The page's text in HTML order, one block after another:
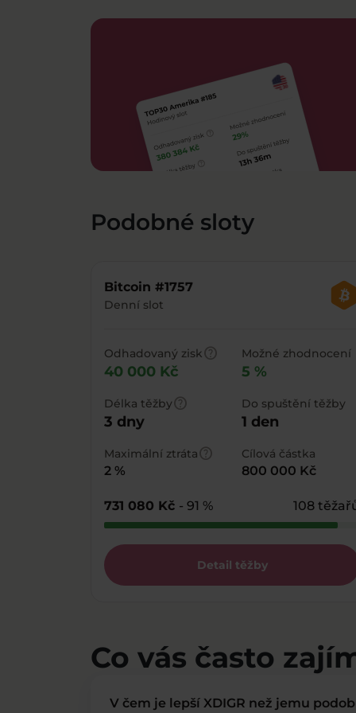
Podobné sloty
Bitcoin #1757
Denní slot
Odhadovaný ziskhelp
40 000 Kč
Možné zhodnocení
5 %
Délka těžbyhelp
3 dny
Do spuštění těžby
1 den
Maximální ztrátahelp
2 %
Cílová částka
800 000 Kč
731 080 Kč - 91 % 108
Detail těžby
Co vás často
V čem je lepší XDIGR než jemu